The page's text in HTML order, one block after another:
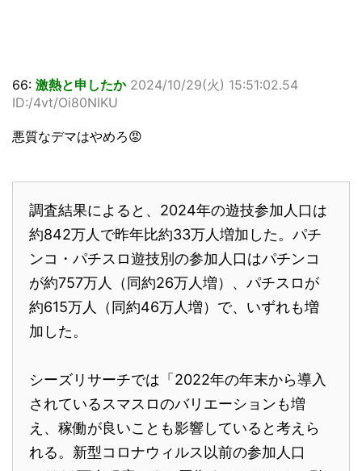
66: 激熱と申したか 2024/10/29(火) 15:51:02.54
ID:/4vt/Oi80NIKU
悪質なデマはやめろ😡
調査結果によると、2024年の遊技参加人口は
約842万人で昨年比約33万人増加した。パチ
ンコ・パチスロ遊技別の参加人口はパチンコ
が約757万人（同約26万人増）、パチスロが
約615万人（同約46万人増）で、いずれも増
加した。
シーズリサーチでは「2022年の年末から導入
されているスマスロのバリエーションも増
え、稼働が良いことも影響していると考えら
れる。新型コロナウィルス以前の参加人口